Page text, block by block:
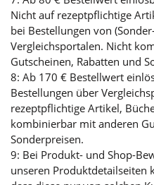
Nicht auf rezeptpflichtige
bei Bestellungen von
Vergleichsportalen. Nicht
Gutscheinen, Rabatten und
8: Ab 170 € Bestellwert
Bestellungen über
rezeptpflichtige Artikel,
kombinierbar mit anderen
Sonderpreisen.
9: Bei Produkt- und Shop-
unseren Produktdetailseiten